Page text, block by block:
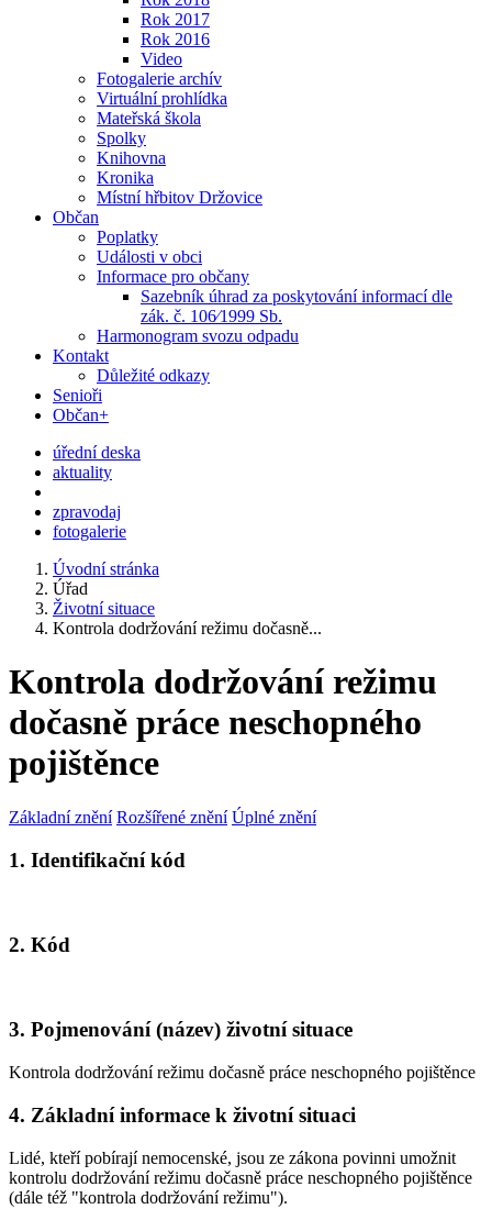
Rok 2017
Rok 2016
Video
Fotogalerie archív
Virtuální prohlídka
Mateřská škola
Spolky
Knihovna
Kronika
Místní hřbitov Držovice
Občan
Poplatky
Události v obci
Informace pro občany
Sazebník úhrad za poskytování informací dle
zák. č. 106⁄1999 Sb.
Harmonogram svozu odpadu
Kontakt
Důležité odkazy
Senioři
Občan+
úřední deska
aktuality
zpravodaj
fotogalerie
Úvodní stránka
Úřad
Životní situace
Kontrola dodržování režimu dočasně...
Kontrola dodržování režimu
dočasně práce neschopného
pojištěnce
Základní znění Rozšířené znění Úplné znění
1. Identifikační kód
2. Kód
3. Pojmenování (název) životní situace
Kontrola dodržování režimu dočasně práce neschopného pojištěnce
4. Základní informace k životní situaci
Lidé, kteří pobírají nemocenské, jsou ze zákona povinni umožnit
kontrolu dodržování režimu dočasně práce neschopného pojištěnce
(dále též "kontrola dodržování režimu").